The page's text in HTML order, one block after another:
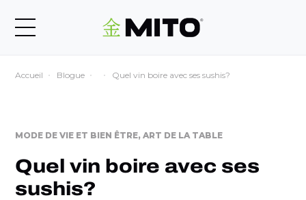
Accueil Blogue Quel vin boire avec ses sushis?
MODE DE VIE ET BIEN ÊTRE, ART DE LA TABLE
Quel vin boire avec ses
sushis?